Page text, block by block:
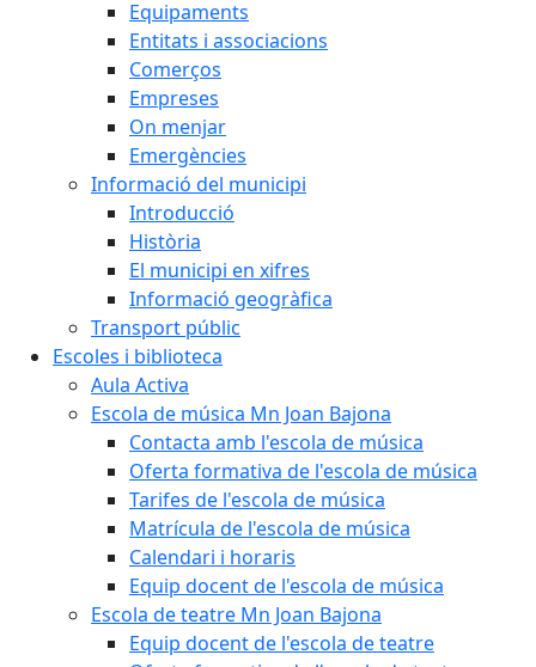
Equipaments
Entitats i associacions
Comerços
Empreses
On menjar
Emergències
Informació del municipi
Introducció
Història
El municipi en xifres
Informació geogràfica
Transport públic
Escoles i biblioteca
Aula Activa
Escola de música Mn Joan Bajona
Contacta amb l'escola de música
Oferta formativa de l'escola de música
Tarifes de l'escola de música
Matrícula de l'escola de música
Calendari i horaris
Equip docent de l'escola de música
Escola de teatre Mn Joan Bajona
Equip docent de l'escola de teatre